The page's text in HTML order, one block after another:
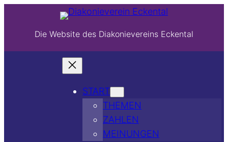
Die Website des Diakonievereins Eckental
START
THEMEN
ZAHLEN
MEINUNGEN